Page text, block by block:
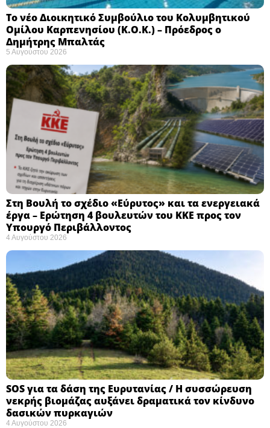
Το νέο Διοικητικό Συμβούλιο του Κολυμβητικού
Ομίλου Καρπενησίου (Κ.Ο.Κ.) – Πρόεδρος ο
Δημήτρης Μπαλτάς
5 Αυγούστου 2026
Στη Βουλή το σχέδιο «Εύρυτος» και τα ενεργειακά
έργα – Ερώτηση 4 βουλευτών του ΚΚΕ προς τον
Υπουργό Περιβάλλοντος
4 Αυγούστου 2026
SOS για τα δάση της Ευρυτανίας / Η συσσώρευση
νεκρής βιομάζας αυξάνει δραματικά τον κίνδυνο
δασικών πυρκαγιών
4 Αυγούστου 2026